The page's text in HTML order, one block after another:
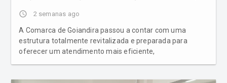
access_time 2 semanas ago
A Comarca de Goiandira passou a contar com uma
estrutura totalmente revitalizada e preparada para
oferecer um atendimento mais eficiente,